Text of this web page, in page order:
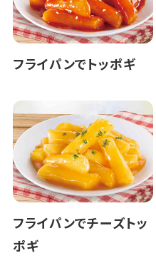
フライパンでトッポギ
フライパンでチーズトッ
ポギ